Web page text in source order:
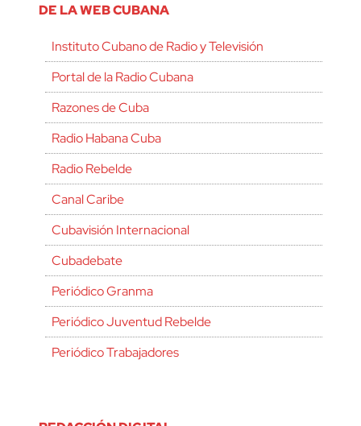
DE LA WEB CUBANA
Instituto Cubano de Radio y Televisión
Portal de la Radio Cubana
Razones de Cuba
Radio Habana Cuba
Radio Rebelde
Canal Caribe
Cubavisión Internacional
Cubadebate
Periódico Granma
Periódico Juventud Rebelde
Periódico Trabajadores